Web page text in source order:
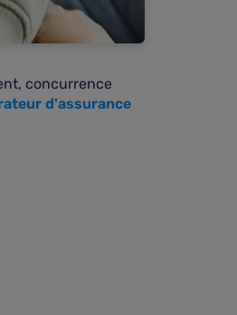
concurrence
d'assurance